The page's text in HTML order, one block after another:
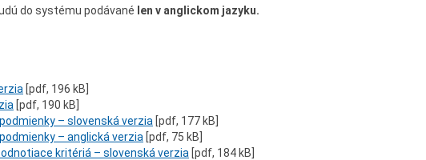
do systému podávané len v anglickom jazyku.
[pdf, 196 kB]
[pdf, 190 kB]
– slovenská verzia [pdf, 177 kB]
– anglická verzia [pdf, 75 kB]
kritériá – slovenská verzia [pdf, 184 kB]